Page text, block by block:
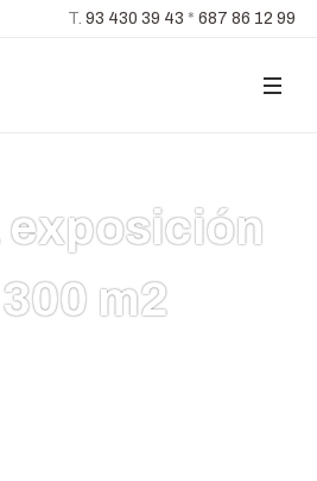
T. 93 430 39 43 * 687 86 12 99
exposición
m2
a medida a
standard